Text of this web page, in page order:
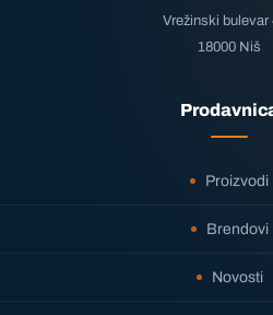
Vrežinski bulevar
18000 Niš
Proizvodi
Brendovi
Novosti